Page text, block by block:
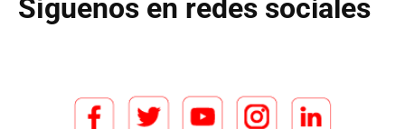
Síguenos en redes sociales